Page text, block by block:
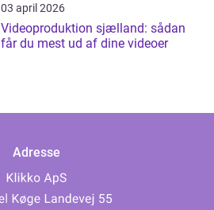
03 april 2026
Videoproduktion sjælland: sådan
får du mest ud af dine videoer
Adresse